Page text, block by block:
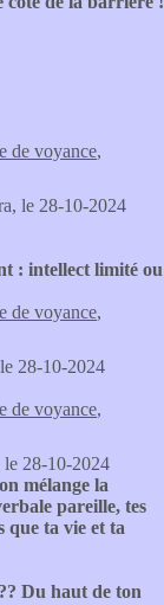
de voyance,
le 28-10-2024
: intellect limité ou
de voyance,
28-10-2024
de voyance,
28-10-2024
mélange la
pareille, tes
que ta vie et ta
Du haut de ton